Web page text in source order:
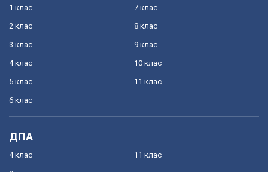
1 клас
2 клас
3 клас
4 клас
5 клас
6 клас
7 клас
8 клас
9 клас
10 клас
11 клас
ДПА
4 клас 11 клас